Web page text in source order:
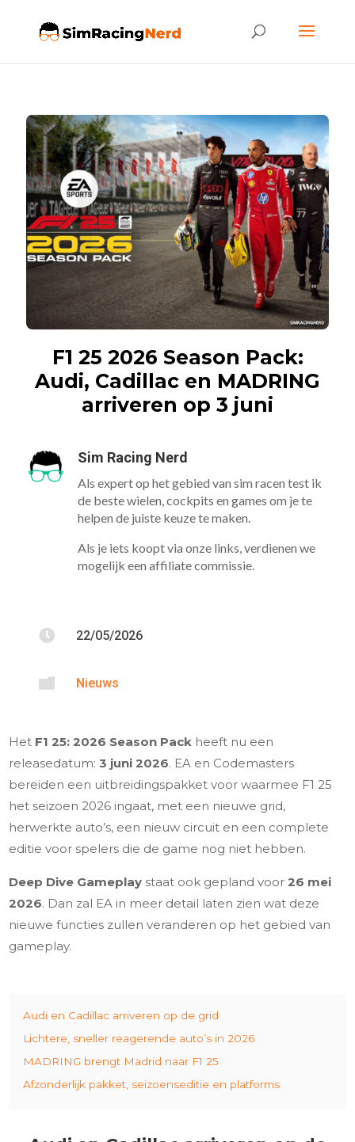
F1 25 2026 Season Pack:
Audi, Cadillac en MADRING
arriveren op 3 juni
Sim Racing Nerd
Als expert op het gebied van sim racen test ik
de beste wielen, cockpits en games om je te
helpen de juiste keuze te maken.
Als je iets koopt via onze links, verdienen we
mogelijk een affiliate commissie.
 22/05/2026
 Nieuws
Het F1 25: 2026 Season Pack heeft nu een
releasedatum:3 juni 2026. EA en Codemasters
bereiden een uitbreidingspakket voor waarmee F1 25
het seizoen 2026 ingaat, met een nieuwe grid,
herwerkte auto’s, een nieuw circuit en een complete
editie voor spelers die de game nog niet hebben.
Deep Dive Gameplay staat ook gepland voor26 mei
2026. Dan zal EA in meer detail laten zien wat deze
nieuwe functies zullen veranderen op het gebied van
gameplay.
Audi en Cadillac arriveren op de grid
Lichtere, sneller reagerende auto’s in 2026
MADRING brengt Madrid naar F1 25
Afzonderlijk pakket, seizoenseditie en platforms